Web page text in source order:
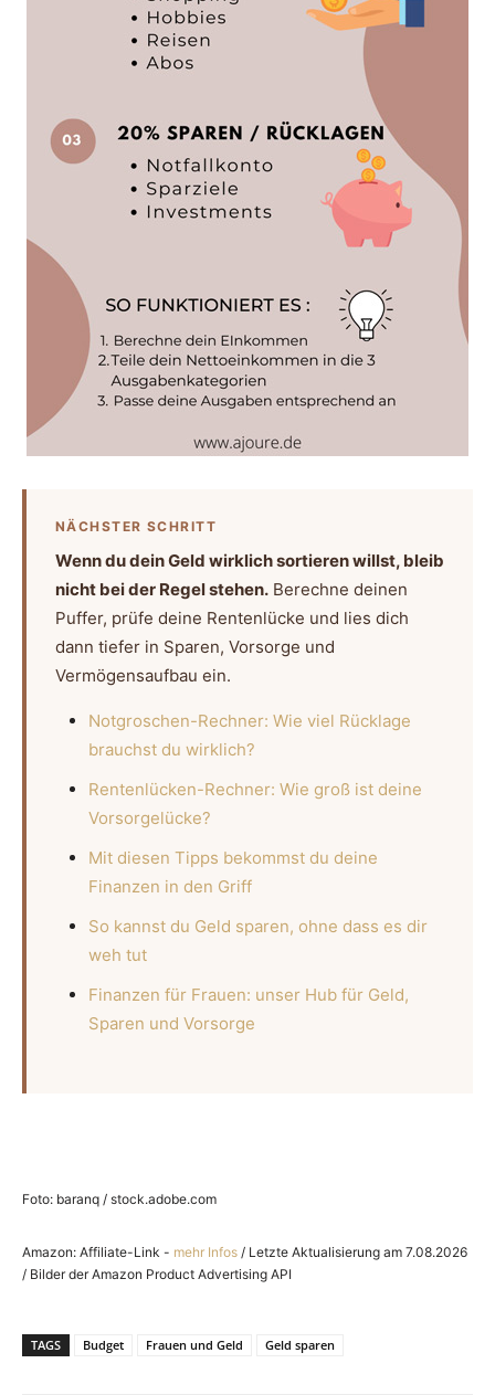
NÄCHSTER SCHRITT
Wenn du dein Geld wirklich sortieren willst, bleib
nicht bei der Regel stehen. Berechne deinen
Puffer, prüfe deine Rentenlücke und lies dich
dann tiefer in Sparen, Vorsorge und
Vermögensaufbau ein.
Notgroschen-Rechner: Wie viel Rücklage
brauchst du wirklich?
Rentenlücken-Rechner: Wie groß ist deine
Vorsorgelücke?
Mit diesen Tipps bekommst du deine
Finanzen in den Griff
So kannst du Geld sparen, ohne dass es dir
weh tut
Finanzen für Frauen: unser Hub für Geld,
Sparen und Vorsorge
Foto: baranq / stock.adobe.com
Amazon: Affiliate-Link - mehr Infos / Letzte Aktualisierung am 7.08.2026
/ Bilder der Amazon Product Advertising API
TAGS Budget Frauen und Geld Geld sparen